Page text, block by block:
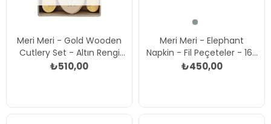
Meri Meri - Gold Wooden
Cutlery Set - Altın Rengi
Tahta Çatal-Kaşık-Bıçak
₺510,00
Meri Meri - Elephant
Napkin - Fil Peçeteler - 16'lı
Çok Renkli
₺450,00